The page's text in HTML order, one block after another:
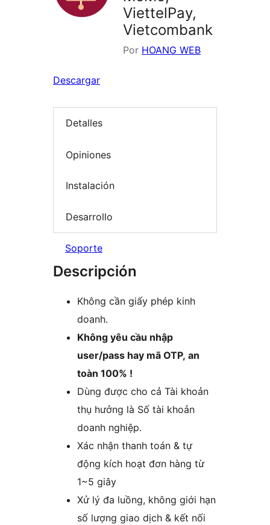
ViettelPay,
Vietcombank
Por HOANG WEB
Descargar
Detalles
Opiniones
Instalación
Desarrollo
Soporte
Descripción
Không cần giấy phép kinh
doanh.
Không yêu cầu nhập
user/pass hay mã OTP, an
toàn 100% !
Dùng được cho cả Tài khoản
thụ hưởng là Số tài khoản
doanh nghiệp.
Xác nhận thanh toán & tự
động kích hoạt đơn hàng từ
1~5 giây
Xử lý đa luồng, không giới hạn
số lượng giao dịch & kết nối